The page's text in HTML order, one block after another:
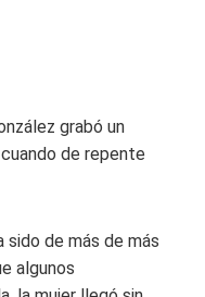
grabó un
de repente
sido de más de más
algunos